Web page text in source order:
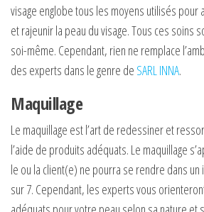
visage englobe tous les moyens utilisés pour
et rajeunir la peau du visage. Tous ces soins
soi-même. Cependant, rien ne remplace
des experts dans le genre de SARL INNA.
Maquillage
Le maquillage est l’art de redessiner et
l’aide de produits adéquats. Le maquillage
le ou la client(e) ne pourra se rendre dans
sur 7. Cependant, les experts vous